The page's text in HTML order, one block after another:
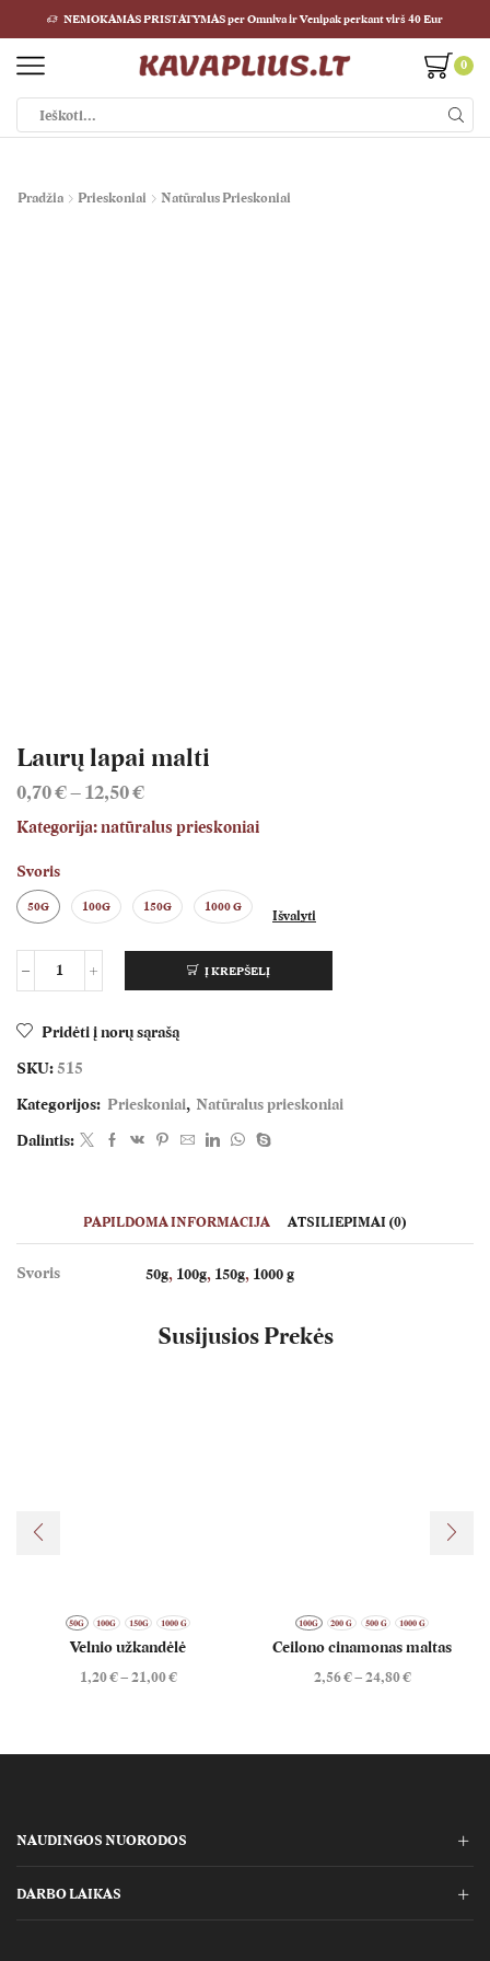
NEMOKAMAS PRISTATYMAS per Omniva ir Venipak perkant virš 40 Eur
0
Pradžia Prieskoniai Natūralus Prieskoniai
Laurų lapai malti
0,70€–12,50€Price
range:
0,70 €
Kategorija: natūralus prieskoniai
Svoris
50G 100G 150G 1000 G
Išvalyti
produkto
Laurų
malti
Į KREPŠELĮ
Pridėti į norų sąrašą
SKU:515
Kategorijos: Prieskoniai, Natūralus prieskoniai
Dalintis:
PAPILDOMA INFORMACIJA ATSILIEPIMAI (0)
Svoris 50g, 100g, 150g, 1000 g
Susijusios Prekės
50G 100G 150G 1000 G
Velnio užkandėlė
1,20€–21,00€Price
21,00 €
100G 200 G 500 G 1000 G
Ceilono cinamonas maltas
2,56€–24,80€Price
24,80 €
NAUDINGOS NUORODOS
DARBO LAIKAS